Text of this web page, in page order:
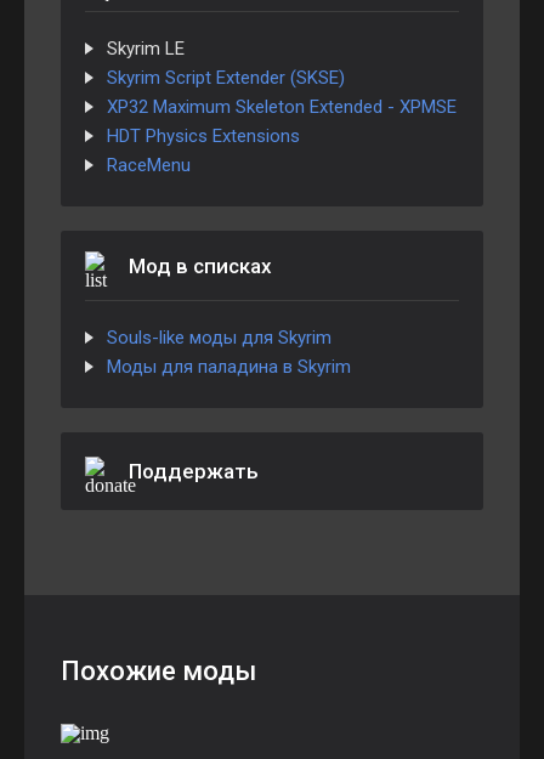
Skyrim LE
Skyrim Script Extender (SKSE)
XP32 Maximum Skeleton Extended - XPMSE
HDT Physics Extensions
RaceMenu
Мод в списках
Souls-like моды для Skyrim
Моды для паладина в Skyrim
Поддержать
Похожие моды